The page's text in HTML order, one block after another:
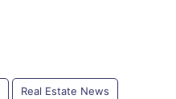
Real Estate News